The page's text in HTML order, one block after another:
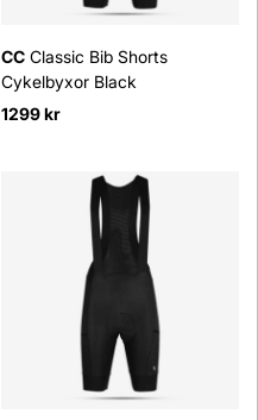
CC Classic Bib Shorts
Cykelbyxor Black
1299 kr